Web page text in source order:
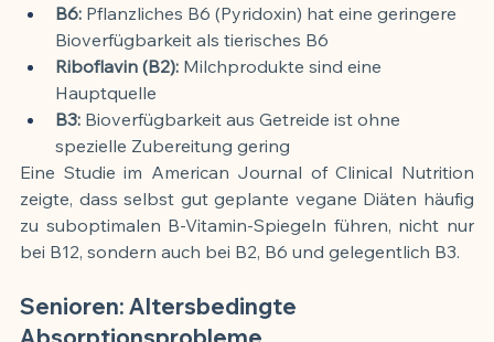
B6: Pflanzliches B6 (Pyridoxin) hat eine geringere
Bioverfügbarkeit als tierisches B6
Riboflavin (B2): Milchprodukte sind eine
Hauptquelle
B3: Bioverfügbarkeit aus Getreide ist ohne
spezielle Zubereitung gering
Eine Studie im American Journal of Clinical Nutrition
zeigte, dass selbst gut geplante vegane Diäten häufig
zu suboptimalen B-Vitamin-Spiegeln führen, nicht nur
bei B12, sondern auch bei B2, B6 und gelegentlich B3.
Senioren: Altersbedingte